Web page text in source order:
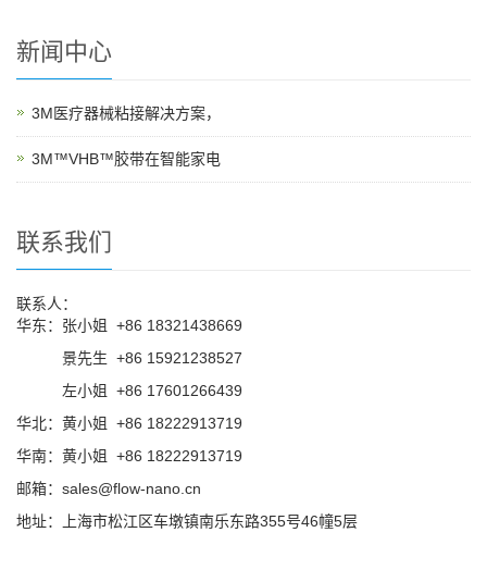
新闻中心
3M医疗器械粘接解决方案，
3M™VHB™胶带在智能家电
联系我们
联系人：
华东：张小姐 +86 18321438669
景先生 +86 15921238527
左小姐 +86 17601266439
华北：黄小姐 +86 18222913719
华南：黄小姐 +86 18222913719
邮箱：sales@flow-nano.cn
地址：上海市松江区车墩镇南乐东路355号46幢5层